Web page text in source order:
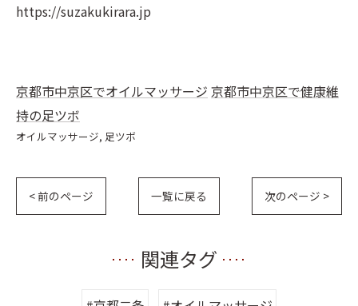
https://suzakukirara.jp
京都市中京区でオイルマッサージ 京都市中京区で健康維
持の足ツボ
オイルマッサージ 足ツボ
< 前のページ 一覧に戻る 次のページ >
関連タグ